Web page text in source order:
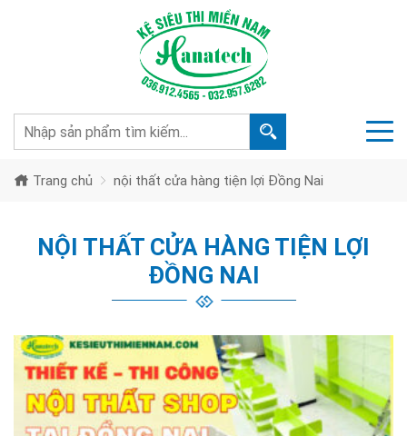
Trang chủ nội thất cửa hàng tiện lợi Đồng Nai
NỘI THẤT CỬA HÀNG TIỆN LỢI
ĐỒNG NAI